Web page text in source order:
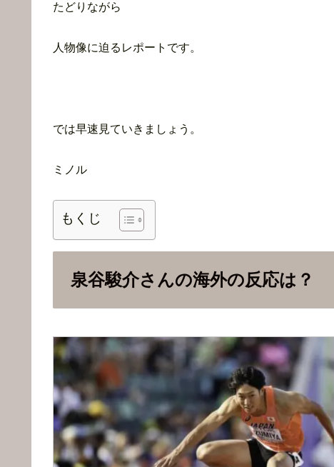
たどりながら
人物像に迫るレポートです。
では早速見ていきましょう。
ミノル
もくじ
泉谷駿介さんの海外の反応は？